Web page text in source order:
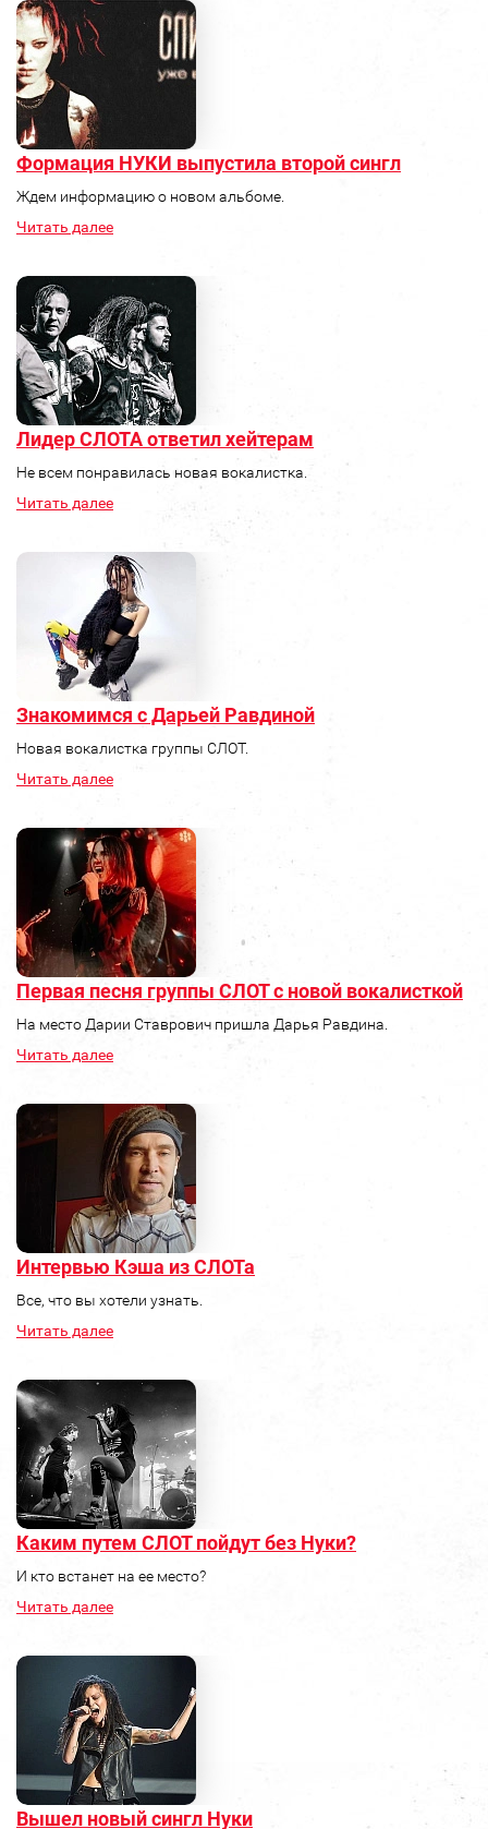
Формация НУКИ выпустила второй сингл
Ждем информацию о новом альбоме.
Читать далее
Лидер СЛОТА ответил хейтерам
Не всем понравилась новая вокалистка.
Читать далее
Знакомимся с Дарьей Равдиной
Новая вокалистка группы СЛОТ.
Читать далее
Первая песня группы СЛОТ с новой вокалисткой
На место Дарии Ставрович пришла Дарья Равдина.
Читать далее
Интервью Кэша из СЛОТа
Все, что вы хотели узнать.
Читать далее
Каким путем СЛОТ пойдут без Нуки?
И кто встанет на ее место?
Читать далее
Вышел новый сингл Нуки